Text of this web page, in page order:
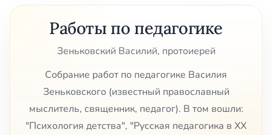
Работы по педагогике
Зеньковский Василий, протоиерей
Собрание работ по педагогике Василия
Зеньковского (известный православный
мыслитель, священник, педагог). В том вошли:
"Психология детства", "Русская педагогика в XX